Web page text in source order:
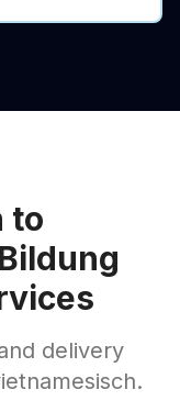
to
delivery